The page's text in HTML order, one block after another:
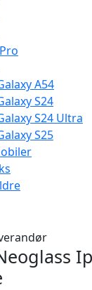
A54
S24
S24 Ultra
S25